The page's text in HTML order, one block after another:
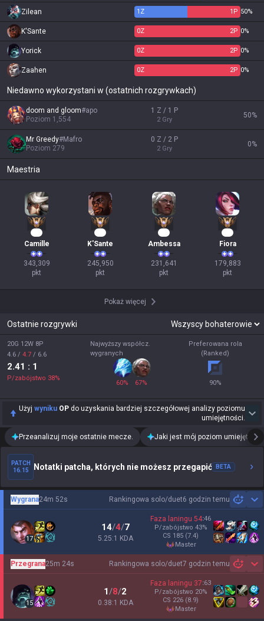
Zilean 1 Z 1 P 50%
K'Sante 0Z 2P 0%
Yorick 0Z 2P 0%
Zaahen 0Z 2P 0%
Niedawno wykorzystani w (ostatnich rozgrywkach)
doom and gloom#apo
Poziom 1,554
1 Z / 1 P
2 Gry
50%
Mr Greedy#Mafro
Poziom 279
0 Z / 2 P
2 Gry
0%
Maestria
Camille
343,309
pkt
K'Sante
245,950
pkt
Ambessa
231,641
pkt
Fiora
179,883
pkt
Pokaż więcej
Ostatnie rozgrywki
20G 12W 8P
4.6 / 4.7 / 6.6
2.41 : 1
P/zabójstwo 38%
Najwyższy współcz.
wygranych
60% 67%
Preferowana rola
(Ranked)
90%
Użyj wyniku OP do uzyskania bardziej szczegółowej analizy poziomu
umiejętności.
Przeanalizuj moje ostatnie mecze. Jaki jest mój poziom
PATCH
16.15
Notatki patcha, których nie możesz przegapić BETA
Rankingowa solo/duet6 godzin temu
Wygrana24m 52s
17
14/4/7
5.25:1 KDA
Faza laningu 54:46
P/zabójstwo 43%
CS 185 (7.4)
master
Rankingowa solo/duet7 godzin temu
Przegrana25m 24s
15
1/8/2
0.38:1 KDA
Faza laningu 37:63
P/zabójstwo 20%
CS 226 (8.9)
master